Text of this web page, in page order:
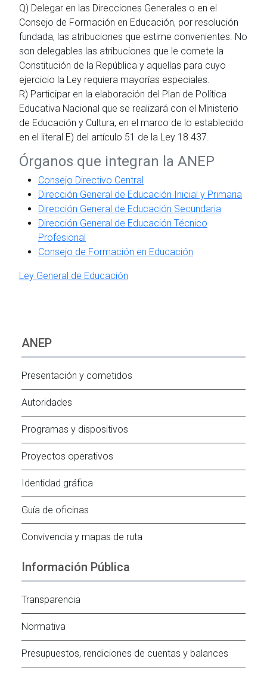
Q) Delegar en las Direcciones Generales o en el
Consejo de Formación en Educación, por resolución
fundada, las atribuciones que estime convenientes. No
son delegables las atribuciones que le comete la
Constitución de la República y aquellas para cuyo
ejercicio la Ley requiera mayorías especiales.
R) Participar en la elaboración del Plan de Política
Educativa Nacional que se realizará con el Ministerio
de Educación y Cultura, en el marco de lo establecido
en el literal E) del artículo 51 de la Ley 18.437.
Órganos que integran la ANEP
Consejo Directivo Central
Dirección General de Educación Inicial y Primaria
Dirección General de Educación Secundaria
Dirección General de Educación Técnico
Profesional
Consejo de Formación en Educación
Ley General de Educación
ANEP
Presentación y cometidos
Autoridades
Programas y dispositivos
Proyectos operativos
Identidad gráfica
Guía de oficinas
Convivencia y mapas de ruta
Información Pública
Transparencia
Normativa
Presupuestos, rendiciones de cuentas y balances